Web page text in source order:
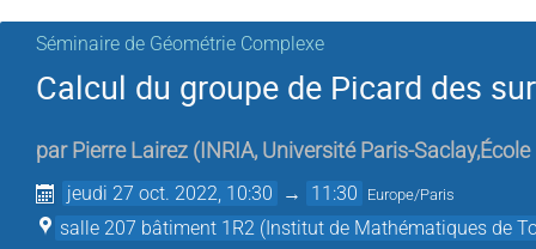
Séminaire de Géométrie Complexe
Calcul du groupe de Picard des
par Pierre Lairez ( INRIA, Université Paris-
jeudi 27 oct. 2022, 10:30 → 11:30 Europe/Paris
salle 207 bâtiment 1R2 (Institut de Mathématiques de